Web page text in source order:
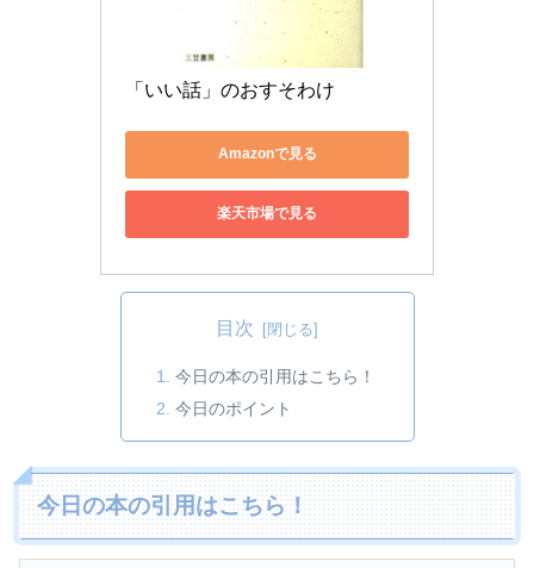
「いい話」のおすそわけ
Amazonで見る
楽天市場で見る
目次
今日の本の引用はこちら！
今日のポイント
今日の本の引用はこちら！